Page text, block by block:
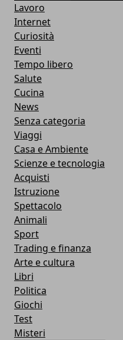
Lavoro
Internet
Curiosità
Eventi
Tempo libero
Salute
Cucina
News
Senza categoria
Viaggi
Casa e Ambiente
Scienze e tecnologia
Acquisti
Istruzione
Spettacolo
Animali
Sport
Trading e finanza
Arte e cultura
Libri
Politica
Giochi
Test
Misteri